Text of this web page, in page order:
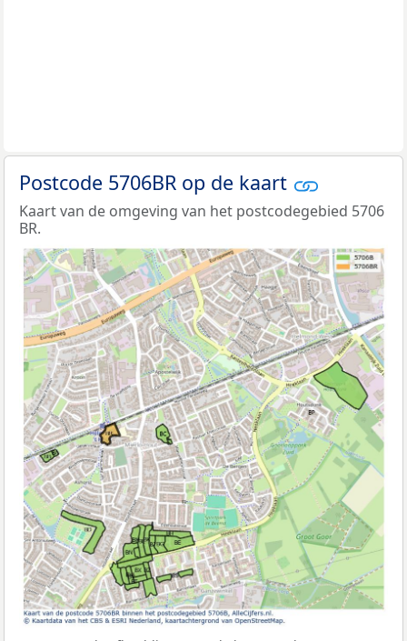
Postcode 5706BR op de kaart
Kaart van de omgeving van het postcodegebied 5706
BR.